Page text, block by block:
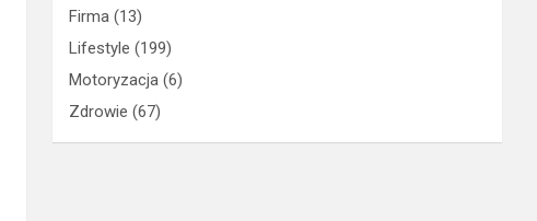
Firma (13)
Lifestyle (199)
Motoryzacja (6)
Zdrowie (67)